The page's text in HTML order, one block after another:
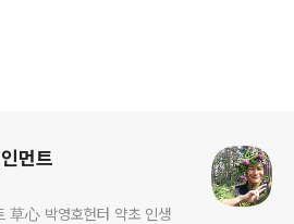
먼트
草心 박영호헌터 약초 인생